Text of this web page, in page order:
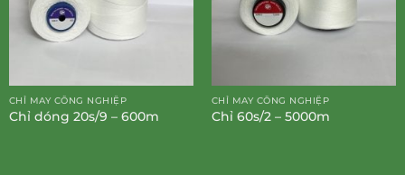
CHỈ MAY CÔNG NGHIỆP
Chỉ dóng 20s/9 – 600m
CHỈ MAY CÔNG NGHIỆP
Chỉ 60s/2 – 5000m